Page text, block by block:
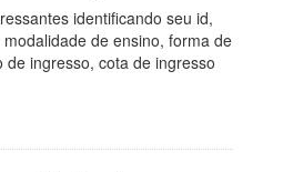
identificando seu id,
de ensino, forma de
ingresso, cota de ingresso